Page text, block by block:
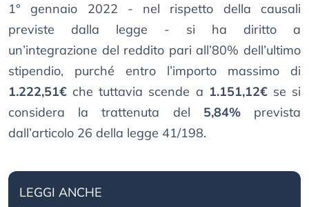
1° gennaio 2022 - nel rispetto della causali
previste dalla legge - si ha diritto a
un’integrazione del reddito pari all’80% dell’ultimo
stipendio, purché entro l’importo massimo di
1.222,51€ che tuttavia scende a 1.151,12€se si
considera la trattenuta del 5,84%prevista
dall’articolo 26 della legge 41/198.
LEGGI ANCHE